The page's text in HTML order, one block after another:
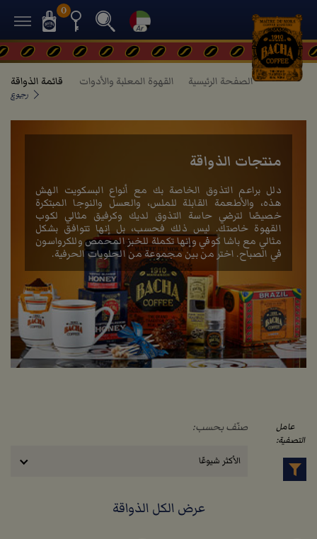
0
الصفحة الرئيسية القهوة المعلبة والأدوات قائمة الذواقة
رجوع
منتجات الذواقة
دلل براعم التذوق الخاصة بك مع أنواع البسكويت الهش
هذه، والأطعمة القابلة للملس، والعسل والنوجا المبتكرة
خصيصًا لترضي حاسة التذوق لديك وكرفيق مثالي لكوب
القهوة خاصتك. ليس ذلك فحسب، بل إنها تتوافق بشكل
مثالي مع باشا كوفي وإنها تكملة للخبز المحمص وللكرواسون
في الصباح. اختر من بين مجموعة من الحلويات الحرفية.
عرض الكل الذواقة
عامل
التصفية:
صنّف بحسب:
الأكثر شيوعًا